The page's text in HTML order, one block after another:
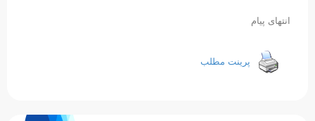
انتهای پیام
پرینت مطلب